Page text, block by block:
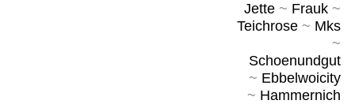
Jette~ Frauk~
Teichrose~ Mks
~
Schoenundgut
~ Ebbelwoicity
~ Hammernich